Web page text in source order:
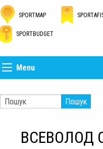
SPORTMAP
SPORTBUDGET
Menu
Пошук
ВСЕВОЛОД